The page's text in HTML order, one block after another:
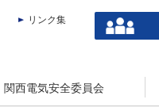
リンク集
関西電気安全委員会